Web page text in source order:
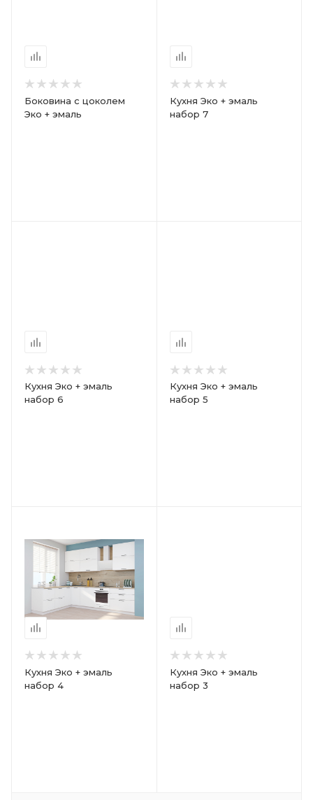
Боковина с цоколем
Эко + эмаль
Кухня Эко + эмаль
набор 7
Кухня Эко + эмаль
набор 6
Кухня Эко + эмаль
набор 5
Кухня Эко + эмаль
набор 4
Кухня Эко + эмаль
набор 3